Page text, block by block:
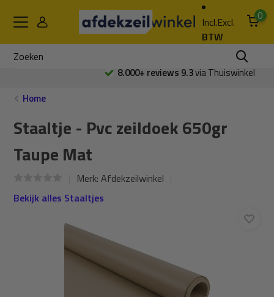
Incl.Excl.
BTW
0
8.000+ reviews 9.3via Thuiswinkel
Home
Staaltje - Pvc zeildoek 650gr
Taupe Mat
Merk:Afdekzeilwinkel
Bekijk alles Staaltjes